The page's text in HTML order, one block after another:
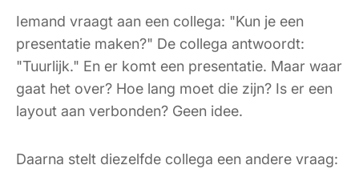
Iemand vraagt aan een collega: "Kun je een
presentatie maken?" De collega antwoordt:
"Tuurlijk." En er komt een presentatie. Maar waar
gaat het over? Hoe lang moet die zijn? Is er een
layout aan verbonden? Geen idee.
Daarna stelt diezelfde collega een andere vraag: